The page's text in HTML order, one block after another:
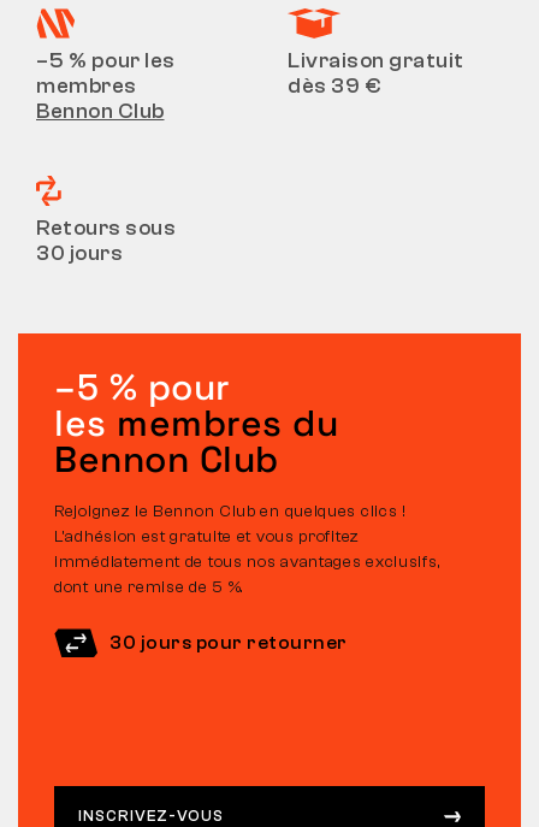
–5 % pour les
membres
Bennon Club
Livraison gratuit
dès 39 €
Retours sous
30 jours
–5 % pour
les membres du
Bennon Club
Rejoignez le Bennon Club en quelques clics !
L’adhésion est gratuite et vous profitez
immédiatement de tous nos avantages exclusifs,
dont une remise de 5 %.
30 jours pour retourner
INSCRIVEZ-VOUS